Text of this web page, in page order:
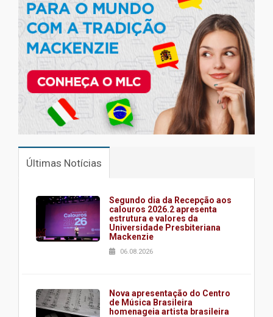
Últimas Notícias
Segundo dia da Recepção aos
calouros 2026.2 apresenta
estrutura e valores da
Universidade Presbiteriana
Mackenzie
06.08.2026
Nova apresentação do Centro
de Música Brasileira
homenageia artista brasileira